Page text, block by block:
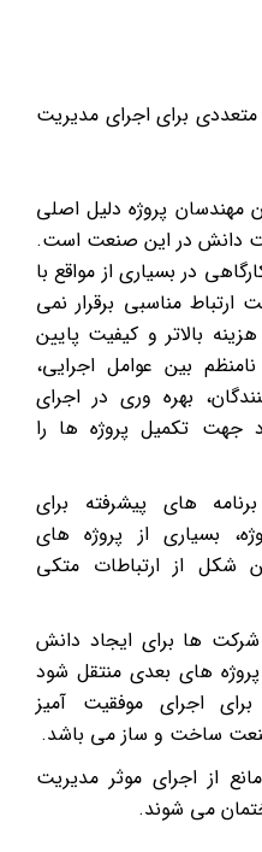
متعددی برای اجرای مدیریت
مهندسان پروژه دلیل اصلی
دانش در این صنعت است.
در بسیاری از مواقع با
ارتباط مناسبی برقرار نمی
بالاتر و کیفیت پایین
بین عوامل اجرایی،
بهره وری در اجرای
جهت تکمیل پروژه ها را
های پیشرفته برای
بسیاری از پروژه های
شکل از ارتباطات متکی
ها برای ایجاد دانش
پروژه های بعدی منتقل شود
اجرای موفقیت آمیز
ساخت و ساز می باشد.
از اجرای موثر مدیریت
می شوند.